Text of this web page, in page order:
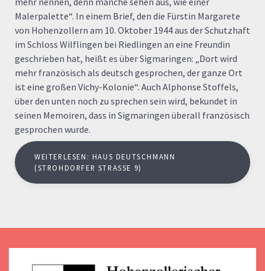
Malerpalette“. In einem Brief, den die Fürstin Margarete
von Hohenzollern am 10. Oktober 1944 aus der Schutzhaft
im Schloss Wilflingen bei Riedlingen an eine Freundin
geschrieben hat, heißt es über Sigmaringen: „Dort wird
mehr französisch als deutsch gesprochen, der ganze Ort
ist eine großen Vichy-Kolonie“. Auch Alphonse Stoffels,
über den unten noch zu sprechen sein wird, bekundet in
seinen Memoiren, dass in Sigmaringen überall französisch
gesprochen wurde.
WEITERLESEN: HAUS DEUTSCHMANN
(STROHDORFER STRASSE 9)